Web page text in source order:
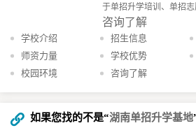
于单招升学培训、单招
咨询了解
学校介绍 招生信息
师资力量
学校优势
校园环境
咨询了解
如果您找的不是“湖南单招升学基地